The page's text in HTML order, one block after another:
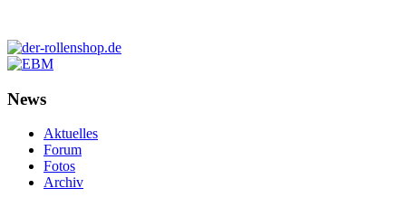
News
Aktuelles
Forum
Fotos
Archiv